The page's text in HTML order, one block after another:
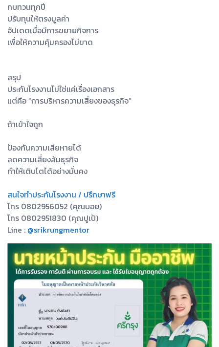
ทบทวนทุกปี
ปรับทุนให้ตรงมูลค่า
อัปเดตเมื่อมีการขยายกิจการ
เพื่อให้ความคุ้มครองไม่ขาด
สรุป
ประกันโรงงานไม่ใช่แค่เรื่องเอกสาร
แต่คือ “การบริหารความเสี่ยงของธุรกิจ”
ถ้าเข้าใจถูก
ป้องกันความเสียหายได้
ลดความเสี่ยงล้มธุรกิจ
ทำให้เติบโตได้อย่างมั่นคง
สนใจทำประกันโรงงาน / ปรึกษาฟรี
โทร 0802956052 (คุณบอย)
โทร 0802951830 (คุณปูเป้)
Line : @srikrungmentor